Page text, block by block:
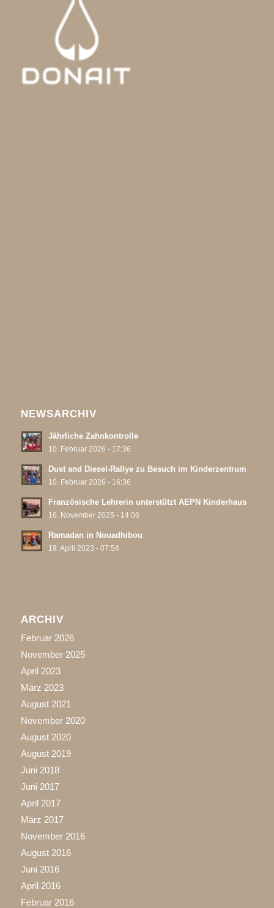
NEWSARCHIV
Jährliche Zahnkontrolle
10. Februar 2026 - 17:36
Dust and Diesel-Rallye zu Besuch im Kinderzentrum
10. Februar 2026 - 16:36
Französische Lehrerin unterstützt AEPN Kinderhaus
16. November 2025 - 14:06
Ramadan in Nouadhibou
19. April 2023 - 07:54
ARCHIV
Februar 2026
November 2025
April 2023
März 2023
August 2021
November 2020
August 2020
August 2019
Juni 2018
Juni 2017
April 2017
März 2017
November 2016
August 2016
Juni 2016
April 2016
Februar 2016